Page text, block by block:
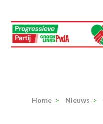
naar
inhoud
(Druk
Home > Nieuws >